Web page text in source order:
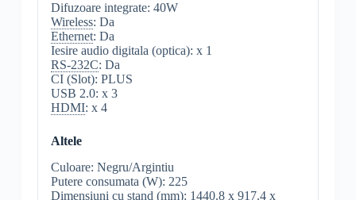
Difuzoare integrate: 40W
Wireless: Da
Ethernet: Da
Iesire audio digitala (optica): x 1
RS-232C: Da
CI (Slot): PLUS
USB 2.0: x 3
HDMI: x 4
Altele
Culoare: Negru/Argintiu
Putere consumata (W): 225
Dimensiuni cu stand (mm): 1440.8 x 917.4 x